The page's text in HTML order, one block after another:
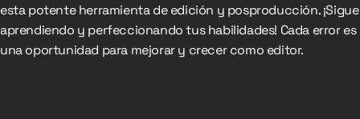
esta potente herramienta de edición y posproducción. ¡Sigue
aprendiendo y perfeccionando tus habilidades! Cada error es
una oportunidad para mejorar y crecer como editor.